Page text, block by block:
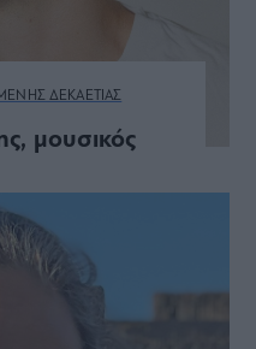
ΔΕΚΑΕΤΙΑΣ
μουσικός